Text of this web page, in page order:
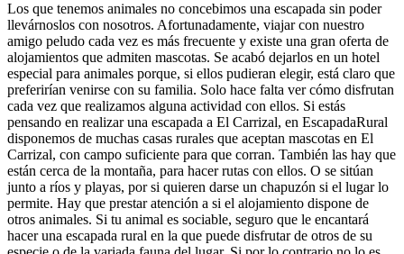
Los que tenemos animales no concebimos una escapada sin poder
llevárnoslos con nosotros. Afortunadamente, viajar con nuestro
amigo peludo cada vez es más frecuente y existe una gran oferta de
alojamientos que admiten mascotas. Se acabó dejarlos en un hotel
especial para animales porque, si ellos pudieran elegir, está claro que
preferirían venirse con su familia. Solo hace falta ver cómo disfrutan
cada vez que realizamos alguna actividad con ellos. Si estás
pensando en realizar una escapada a El Carrizal, en EscapadaRural
disponemos de muchas casas rurales que aceptan mascotas en El
Carrizal, con campo suficiente para que corran. También las hay que
están cerca de la montaña, para hacer rutas con ellos. O se sitúan
junto a ríos y playas, por si quieren darse un chapuzón si el lugar lo
permite. Hay que prestar atención a si el alojamiento dispone de
otros animales. Si tu animal es sociable, seguro que le encantará
hacer una escapada rural en la que puede disfrutar de otros de su